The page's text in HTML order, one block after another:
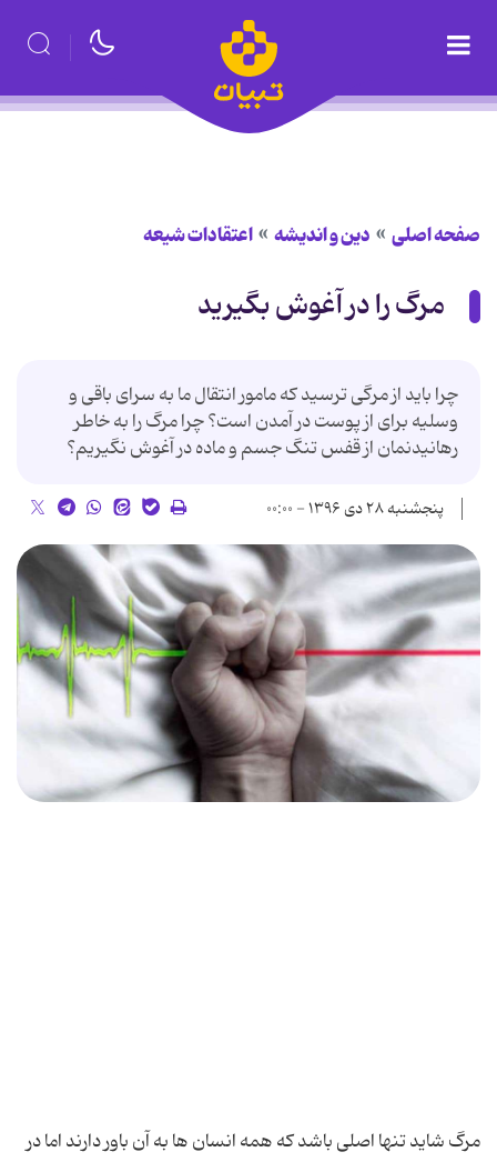
صفحه اصلی دین و اندیشه اعتقادات شیعه
مرگ را در آغوش بگیرید
چرا باید از مرگی ترسید که مامور انتقال ما به سرای باقی و
وسلیه برای از پوست در آمدن است؟ چرا مرگ را به خاطر
رهانیدنمان از قفس تنگ جسم و ماده در آغوش نگیریم؟
پنجشنبه ۲۸ دی ۱۳۹۶ - ۰۰:۰۰
مرگ شاید تنها اصلی باشد که همه انسان ها به آن باور دارند اما در